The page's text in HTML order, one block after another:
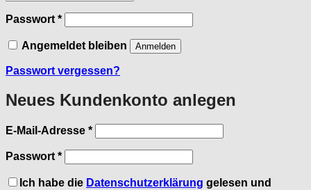
Passwort *Erforderlich
Angemeldet bleiben Anmelden
Passwort vergessen?
Neues Kundenkonto anlegen
E-Mail-Adresse *Erforderlich
Passwort *Erforderlich
Ich habe die Datenschutzerklärung gelesen und